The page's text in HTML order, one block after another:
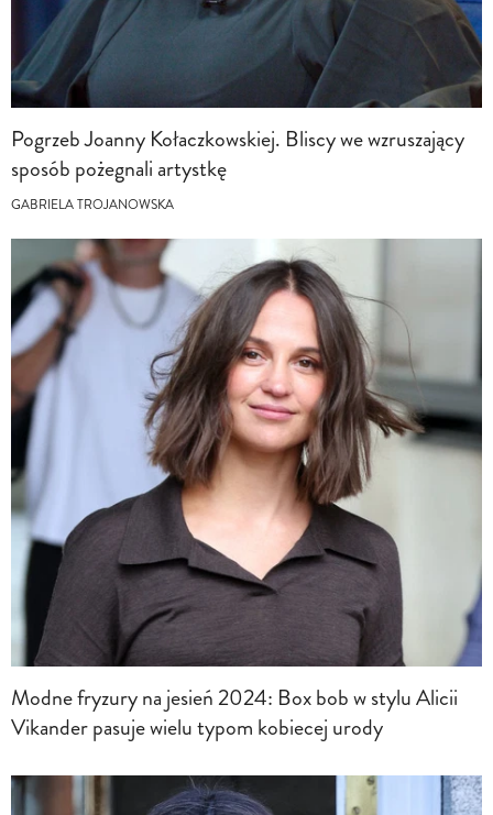
Pogrzeb Joanny Kołaczkowskiej. Bliscy we wzruszający
sposób pożegnali artystkę
GABRIELA TROJANOWSKA
Modne fryzury na jesień 2024: Box bob w stylu Alicii
Vikander pasuje wielu typom kobiecej urody